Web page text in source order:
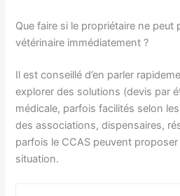
Que faire si le propriétaire ne peut
vétérinaire immédiatement ?
Il est conseillé d’en parler
explorer des solutions (devis par
médicale, parfois facilités selon
des associations, dispensaires,
parfois le CCAS peuvent
situation.